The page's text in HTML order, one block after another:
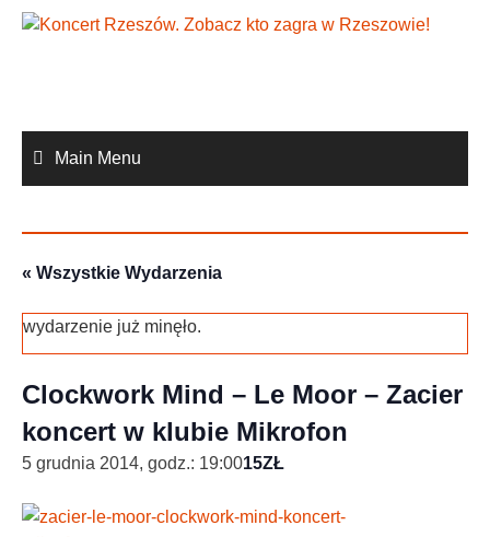
Skip
Main Menu
« Wszystkie Wydarzenia
wydarzenie już minęło.
Clockwork Mind – Le Moor – Zacier
koncert w klubie Mikrofon
5 grudnia 2014, godz.: 19:0015ZŁ